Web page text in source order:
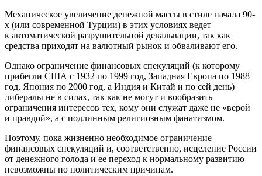
Механическое увеличение денежной массы в стиле начала 90-
х (или современной Турции) в этих условиях ведет
к автоматической разрушительной девальвации, так как
средства приходят на валютный рынок и обваливают его.
Однако ограничение финансовых спекуляций (к которому
прибегли США с 1932 по 1999 год, Западная Европа по 1988
год, Япония по 2000 год, а Индия и Китай и по сей день)
либералы не в силах, так как не могут и вообразить
ограничения интересов тех, кому они служат даже не «верой
и правдой», а с подлинным религиозным фанатизмом.
Поэтому, пока жизненно необходимое ограничение
финансовых спекуляций и, соответственно, исцеление России
от денежного голода и ее переход к нормальному развитию
невозможны по политическим причинам.